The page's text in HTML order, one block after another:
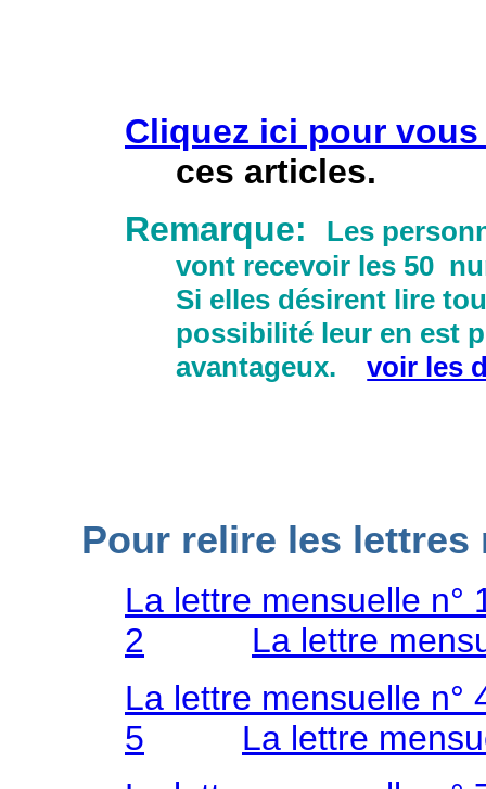
Cliquez ici pour
ces articles.
Remarque:
Les
vont recevoir les 50
Si elles désirent lire
possibilité leur en est
avantageux.
voir les
Pour relire les lettres
La lettre mensuelle n°
2
La lettre
La lettre mensuelle n°
5
La lettre